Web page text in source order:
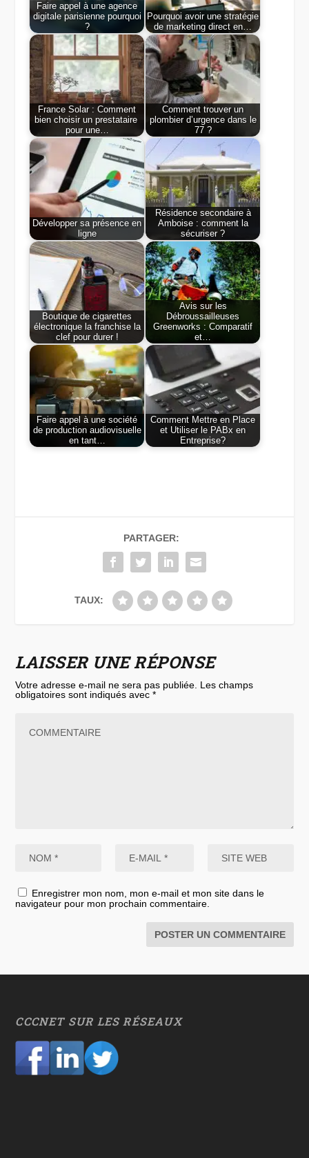
Faire appel à une agence
digitale parisienne pourquoi
?
Pourquoi avoir une stratégie
de marketing direct en…
France Solar : Comment
bien choisir un prestataire
pour une…
Comment trouver un
plombier d’urgence dans le
77 ?
Développer sa présence en
ligne
Résidence secondaire à
Amboise : comment la
sécuriser ?
Boutique de cigarettes
électronique la franchise la
clef pour durer !
Avis sur les
Débroussailleuses
Greenworks : Comparatif
et…
Faire appel à une société
de production audiovisuelle
en tant…
Comment Mettre en Place
et Utiliser le PABx en
Entreprise?
PARTAGER:
TAUX:
LAISSER UNE RÉPONSE
Votre adresse e-mail ne sera pas publiée. Les champs
obligatoires sont indiqués avec*
Enregistrer mon nom, mon e-mail et mon site dans le
navigateur pour mon prochain commentaire.
CCCNET SUR LES RÉSEAUX